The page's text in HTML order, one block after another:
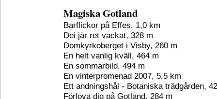
Magiska Gotland
Barflickor på Effes, 1,0 km
Dei jär ret vackat, 328 m
Domkyrkoberget i Visby, 260 m
En helt vanlig kväll, 464 m
En sommarbild, 494 m
En vinterpromenad 2007, 5,5 km
Ett andningshål - Botaniska trädgården,
Förlova dig på Gotland, 284 m